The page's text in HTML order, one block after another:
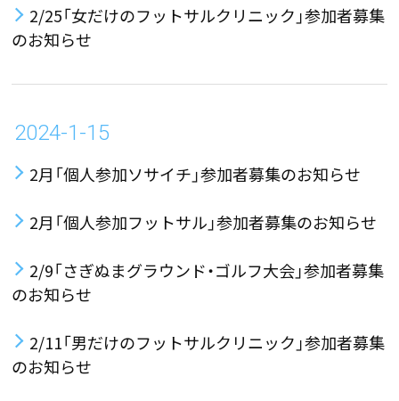
2/25「女だけのフットサルクリニック」参加者募集
のお知らせ
2024-1-15
2月「個人参加ソサイチ」参加者募集のお知らせ
2月「個人参加フットサル」参加者募集のお知らせ
2/9「さぎぬまグラウンド・ゴルフ大会」参加者募集
のお知らせ
2/11「男だけのフットサルクリニック」参加者募集
のお知らせ